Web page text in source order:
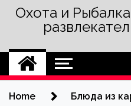
Охота и
Home Блюда из